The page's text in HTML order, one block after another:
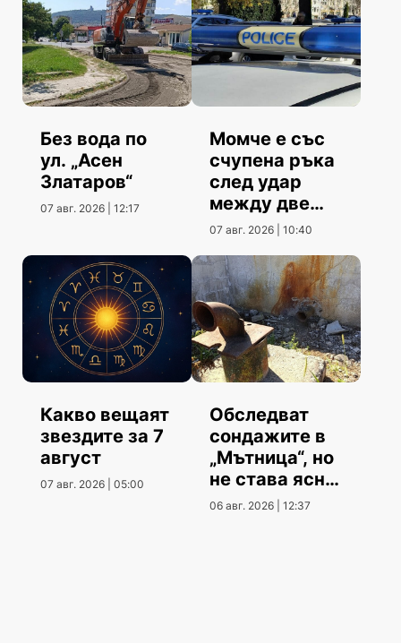
Без вода по
ул. „Асен
Златаров“
07 авг. 2026 | 12:17
Момче е със
счупена ръка
след удар
между две
коли
07 авг. 2026 | 10:40
Какво вещаят
звездите за 7
август
07 авг. 2026 | 05:00
Обследват
сондажите в
„Мътница“, но
не става ясно
кога
06 авг. 2026 | 12:37